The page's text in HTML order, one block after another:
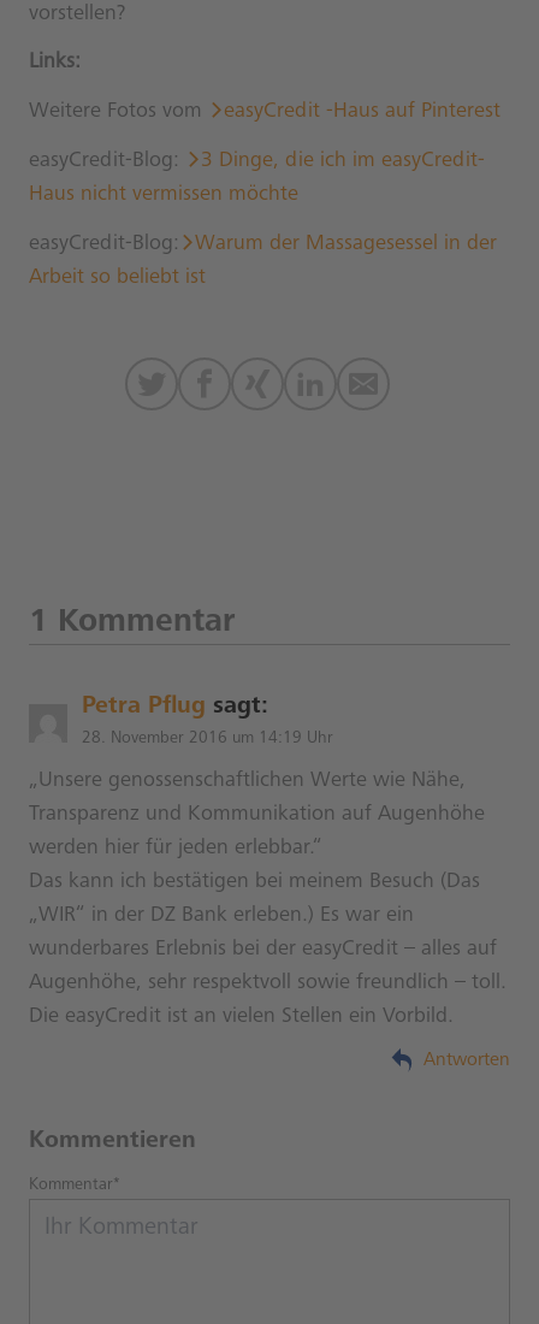
vorstellen?
Links:
Weitere Fotos vom easyCredit -Haus auf Pinterest
easyCredit-Blog:
3 Dinge, die ich im easyCredit-
Haus nicht vermissen möchte
easyCredit-Blog:
Warum der Massagesessel in der
Arbeit so beliebt ist
1 Kommentar
Petra Pflug sagt:
28. November 2016 um 14:19 Uhr
„Unsere genossenschaftlichen Werte wie Nähe,
Transparenz und Kommunikation auf Augenhöhe
werden hier für jeden erlebbar.“
Das kann ich bestätigen bei meinem Besuch (Das
„WIR“ in der DZ Bank erleben.) Es war ein
wunderbares Erlebnis bei der easyCredit – alles auf
Augenhöhe, sehr respektvoll sowie freundlich – toll.
Die easyCredit ist an vielen Stellen ein Vorbild.
Antworten
Kommentieren
Kommentar*